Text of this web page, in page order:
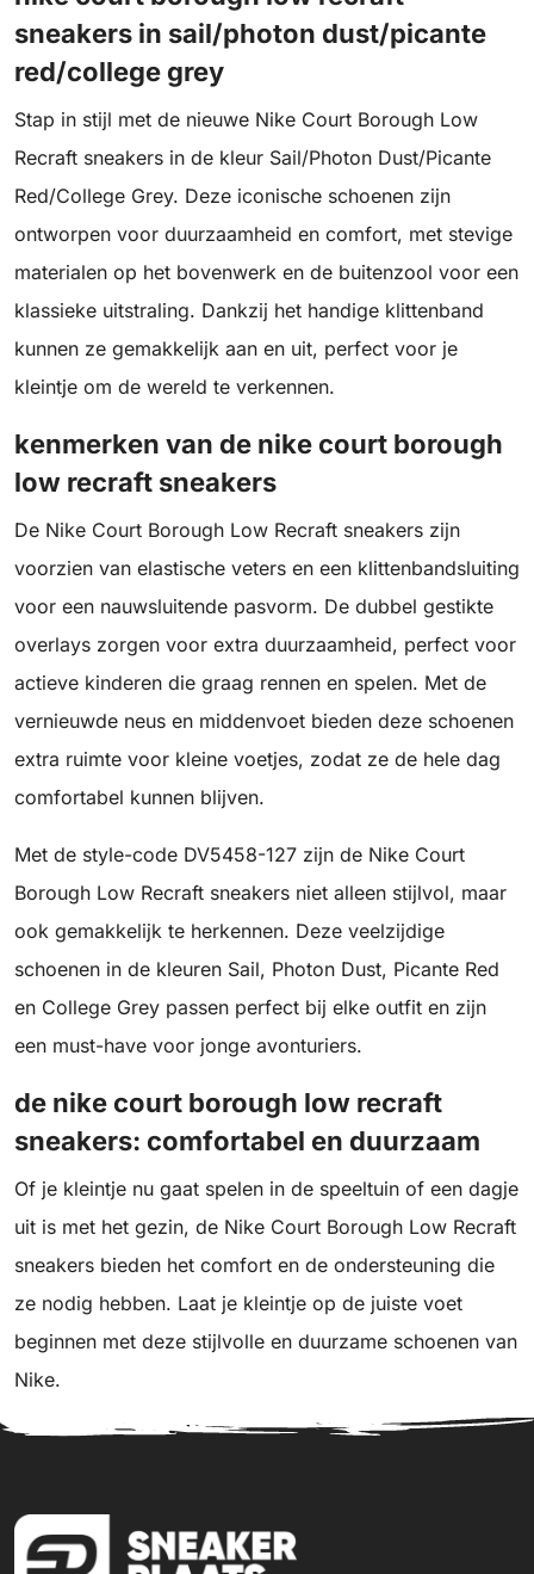
sneakers in sail/photon dust/picante
red/college grey
Stap in stijl met de nieuwe Nike Court Borough Low
Recraft sneakers in de kleur Sail/Photon Dust/Picante
Red/College Grey. Deze iconische schoenen zijn
ontworpen voor duurzaamheid en comfort, met stevige
materialen op het bovenwerk en de buitenzool voor een
klassieke uitstraling. Dankzij het handige klittenband
kunnen ze gemakkelijk aan en uit, perfect voor je
kleintje om de wereld te verkennen.
kenmerken van de nike court borough
low recraft sneakers
De Nike Court Borough Low Recraft sneakers zijn
voorzien van elastische veters en een klittenbandsluiting
voor een nauwsluitende pasvorm. De dubbel gestikte
overlays zorgen voor extra duurzaamheid, perfect voor
actieve kinderen die graag rennen en spelen. Met de
vernieuwde neus en middenvoet bieden deze schoenen
extra ruimte voor kleine voetjes, zodat ze de hele dag
comfortabel kunnen blijven.
Met de style-code DV5458-127 zijn de Nike Court
Borough Low Recraft sneakers niet alleen stijlvol, maar
ook gemakkelijk te herkennen. Deze veelzijdige
schoenen in de kleuren Sail, Photon Dust, Picante Red
en College Grey passen perfect bij elke outfit en zijn
een must-have voor jonge avonturiers.
de nike court borough low recraft
sneakers: comfortabel en duurzaam
Of je kleintje nu gaat spelen in de speeltuin of een dagje
uit is met het gezin, de Nike Court Borough Low Recraft
sneakers bieden het comfort en de ondersteuning die
ze nodig hebben. Laat je kleintje op de juiste voet
beginnen met deze stijlvolle en duurzame schoenen van
Nike.